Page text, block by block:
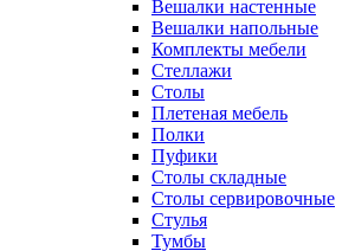
Вешалки настенные
Вешалки напольные
Комплекты мебели
Стеллажи
Столы
Плетеная мебель
Полки
Пуфики
Столы складные
Столы сервировочные
Стулья
Тумбы